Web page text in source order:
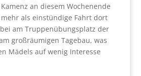
Kamenz an diesem Wochenende
als einstündige Fahrt dort
am Truppenübungsplatz der
großräumigen Tagebau, was
Mädels auf wenig Interesse